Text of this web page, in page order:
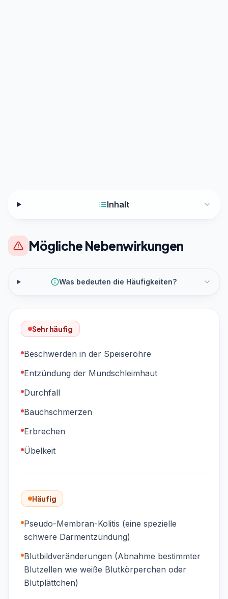
Inhalt
Mögliche Nebenwirkungen
Was bedeuten die Häufigkeiten?
Sehr häufig
Beschwerden in der Speiseröhre
Entzündung der Mundschleimhaut
Durchfall
Bauchschmerzen
Erbrechen
Übelkeit
Häufig
Pseudo-Membran-Kolitis (eine spezielle
schwere Darmentzündung)
Blutbildveränderungen (Abnahme bestimmter
Blutzellen wie weiße Blutkörperchen oder
Blutplättchen)